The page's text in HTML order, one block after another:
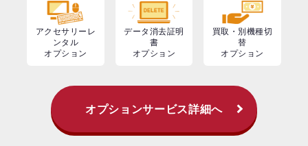
アクセサリーレ
ンタル
オプション
データ消去証明
書
オプション
買取・別機種切
替
オプション
オプションサービス詳細へ